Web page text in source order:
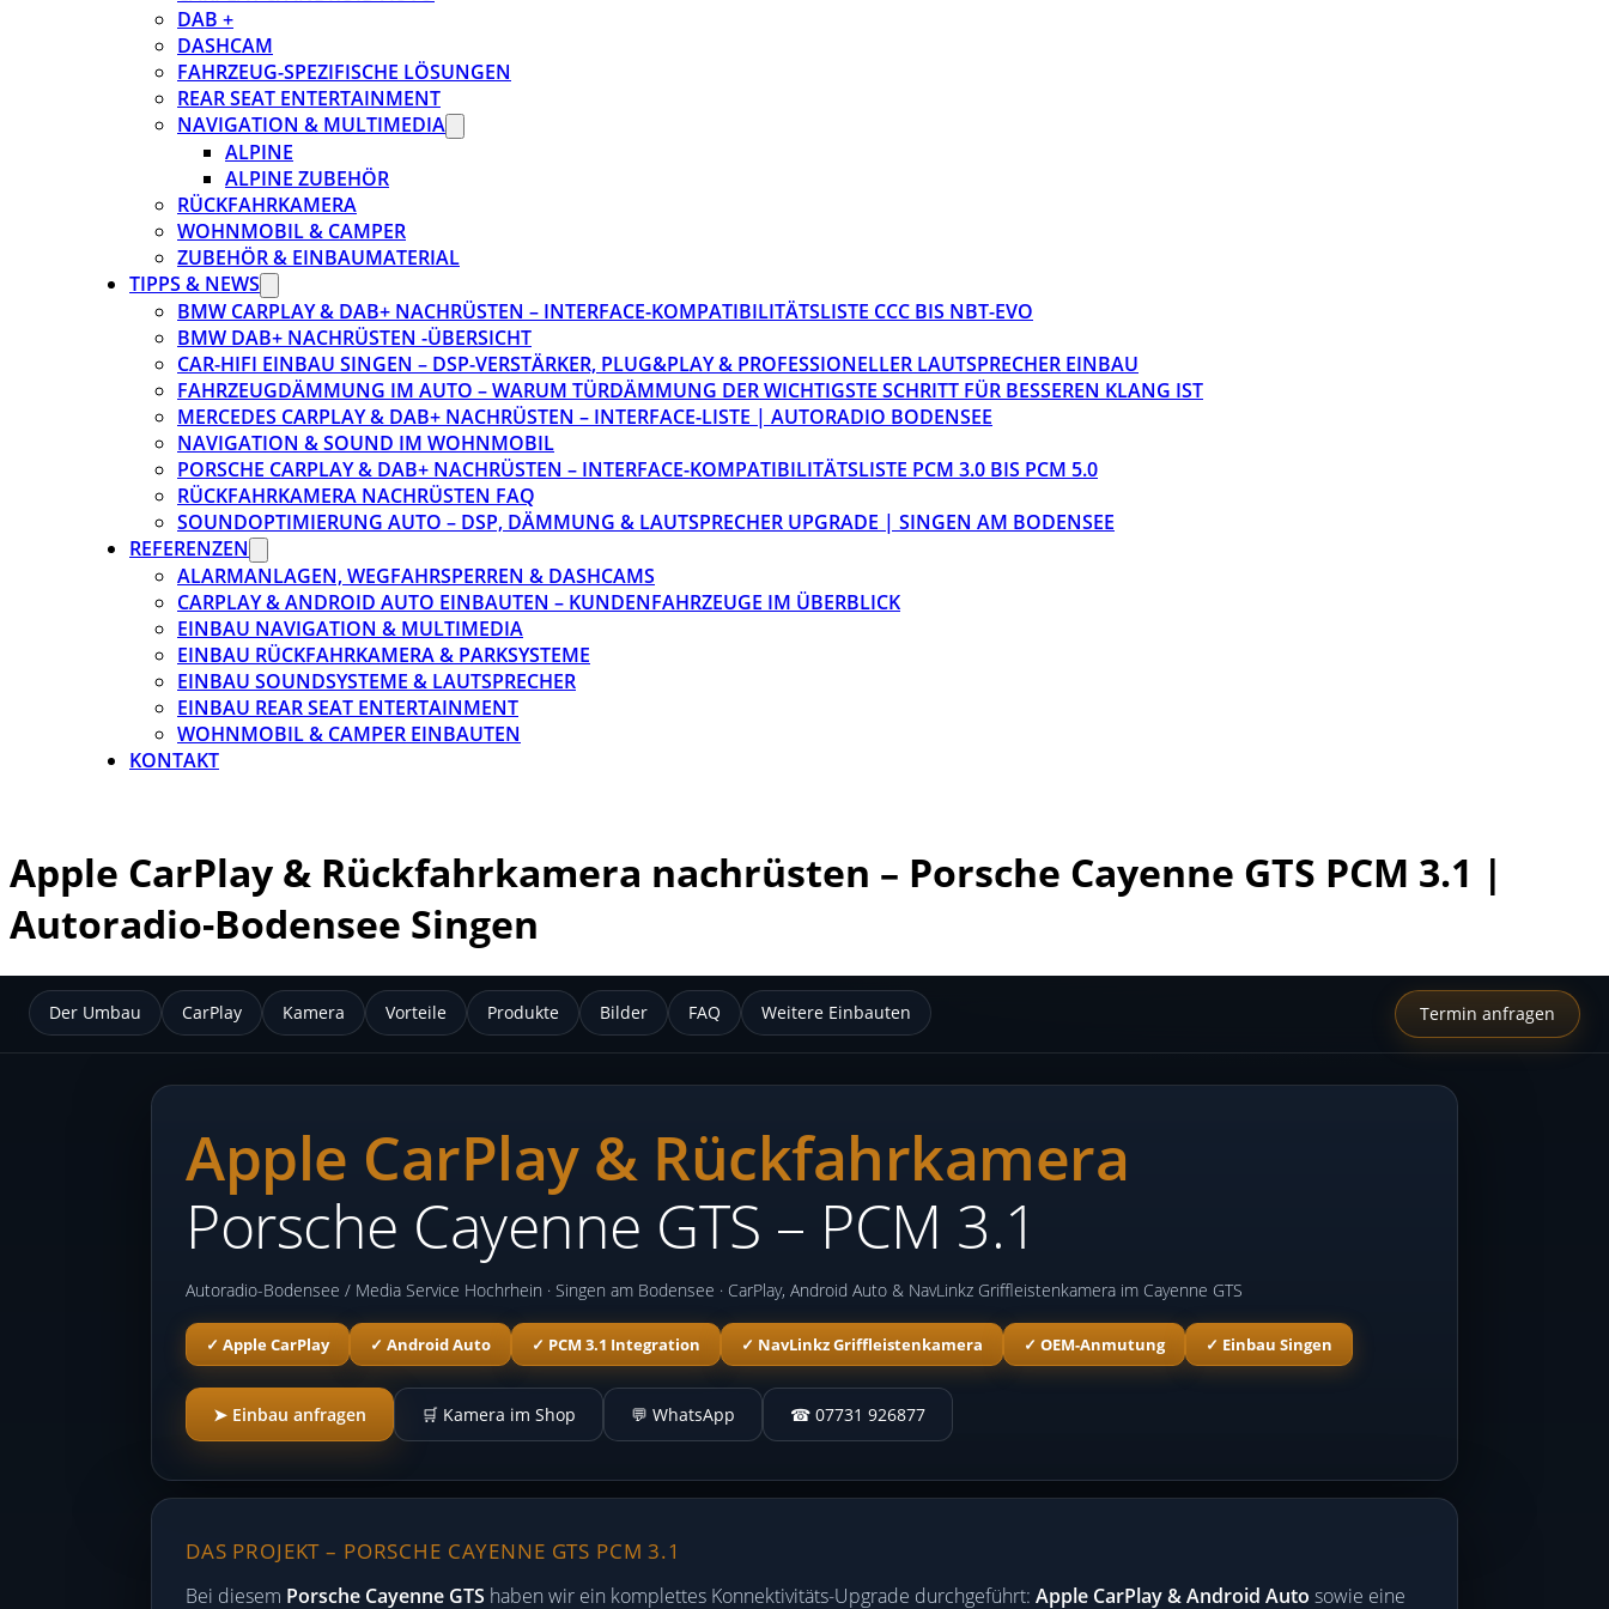
DAB +
DASHCAM
FAHRZEUG-SPEZIFISCHE LÖSUNGEN
REAR SEAT ENTERTAINMENT
NAVIGATION & MULTIMEDIA
ALPINE
ALPINE ZUBEHÖR
RÜCKFAHRKAMERA
WOHNMOBIL & CAMPER
ZUBEHÖR & EINBAUMATERIAL
TIPPS & NEWS
BMW CARPLAY & DAB+ NACHRÜSTEN – INTERFACE-KOMPATIBILITÄTSLISTE CCC BIS NBT-EVO
BMW DAB+ NACHRÜSTEN -ÜBERSICHT
CAR-HIFI EINBAU SINGEN – DSP-VERSTÄRKER, PLUG&PLAY & PROFESSIONELLER LAUTSPRECHER EINBAU
FAHRZEUGDÄMMUNG IM AUTO – WARUM TÜRDÄMMUNG DER WICHTIGSTE SCHRITT FÜR BESSEREN KLANG IST
MERCEDES CARPLAY & DAB+ NACHRÜSTEN – INTERFACE-LISTE | AUTORADIO BODENSEE
NAVIGATION & SOUND IM WOHNMOBIL
PORSCHE CARPLAY & DAB+ NACHRÜSTEN – INTERFACE-KOMPATIBILITÄTSLISTE PCM 3.0 BIS PCM 5.0
RÜCKFAHRKAMERA NACHRÜSTEN FAQ
SOUNDOPTIMIERUNG AUTO – DSP, DÄMMUNG & LAUTSPRECHER UPGRADE | SINGEN AM BODENSEE
REFERENZEN
ALARMANLAGEN, WEGFAHRSPERREN & DASHCAMS
CARPLAY & ANDROID AUTO EINBAUTEN – KUNDENFAHRZEUGE IM ÜBERBLICK
EINBAU NAVIGATION & MULTIMEDIA
EINBAU RÜCKFAHRKAMERA & PARKSYSTEME
EINBAU SOUNDSYSTEME & LAUTSPRECHER
EINBAU REAR SEAT ENTERTAINMENT
WOHNMOBIL & CAMPER EINBAUTEN
KONTAKT
Apple CarPlay & Rückfahrkamera nachrüsten – Porsche Cayenne GTS PCM 3.1 |
Autoradio-Bodensee Singen
Der Umbau CarPlay Kamera Vorteile Produkte Bilder FAQ Weitere Einbauten Termin anfragen
Apple CarPlay & Rückfahrkamera
Porsche Cayenne GTS – PCM 3.1
Autoradio-Bodensee / Media Service Hochrhein · Singen am Bodensee · CarPlay, Android Auto & NavLinkz Griffleistenkamera im Cayenne GTS
✓ Apple CarPlay ✓ Android Auto ✓ PCM 3.1 Integration ✓ NavLinkz Griffleistenkamera ✓ OEM-Anmutung ✓ Einbau Singen
➤ Einbau anfragen 🛒 Kamera im Shop 💬 WhatsApp ☎ 07731 926877
DAS PROJEKT – PORSCHE CAYENNE GTS PCM 3.1
Bei diesem Porsche Cayenne GTS haben wir ein komplettes Konnektivitäts-Upgrade durchgeführt: Apple CarPlay & Android Auto sowie eine